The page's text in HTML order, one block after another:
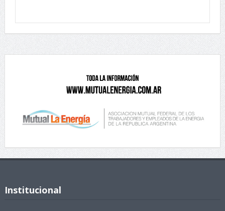
Institucional